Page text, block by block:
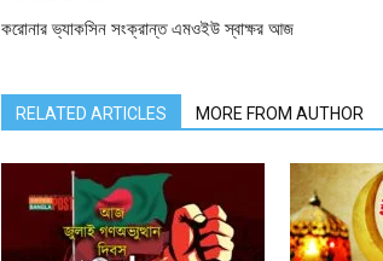
করোনার ভ্যাকসিন সংক্রান্ত এমওইউ স্বাক্ষর আজ
RELATED ARTICLES MORE FROM AUTHOR